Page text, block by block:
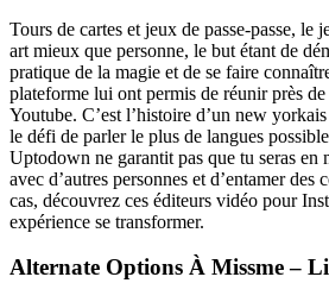
Tours de cartes et jeux de passe-passe, le
art mieux que personne, le but étant de
pratique de la magie et de se faire
plateforme lui ont permis de réunir près
Youtube. C’est l’histoire d’un new
le défi de parler le plus de langues
Uptodown ne garantit pas que tu seras en
avec d’autres personnes et d’entamer des
cas, découvrez ces éditeurs vidéo pour
expérience se transformer.
Alternate Options À Missme –